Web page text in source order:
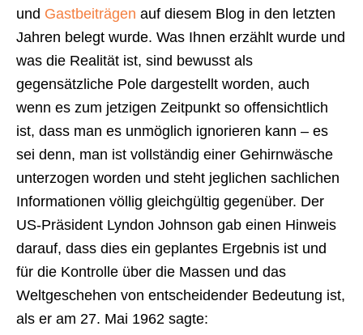
und Gastbeiträgen auf diesem Blog in den letzten
Jahren belegt wurde. Was Ihnen erzählt wurde und
was die Realität ist, sind bewusst als
gegensätzliche Pole dargestellt worden, auch
wenn es zum jetzigen Zeitpunkt so offensichtlich
ist, dass man es unmöglich ignorieren kann – es
sei denn, man ist vollständig einer Gehirnwäsche
unterzogen worden und steht jeglichen sachlichen
Informationen völlig gleichgültig gegenüber. Der
US-Präsident Lyndon Johnson gab einen Hinweis
darauf, dass dies ein geplantes Ergebnis ist und
für die Kontrolle über die Massen und das
Weltgeschehen von entscheidender Bedeutung ist,
als er am 27. Mai 1962 sagte: